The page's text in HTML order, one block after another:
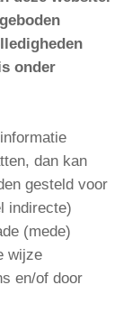
onder
dan kan
gesteld voor
indirecte)
(mede)
wijze
en/of door